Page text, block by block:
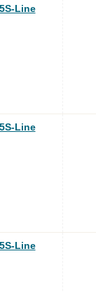
Line
Line
Line